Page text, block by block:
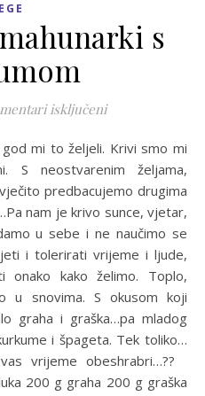
s
isključeniza Juha od od
S neostvarenim željama,
predbacujemo drugima
nam je krivo sunce, vjetar,
u sebe i ne naučimo se
i tolerirati vrijeme i ljude,
kako želimo. Toplo,
u snovima. S okusom koji
graha i graška…pa mladog
i špageta. Tek toliko…
vrijeme obeshrabri…??
200 g graha 200 g graška